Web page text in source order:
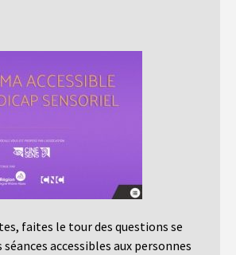
faites le tour des questions se
accessibles aux personnes